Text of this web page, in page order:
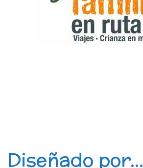
Diseñado por...